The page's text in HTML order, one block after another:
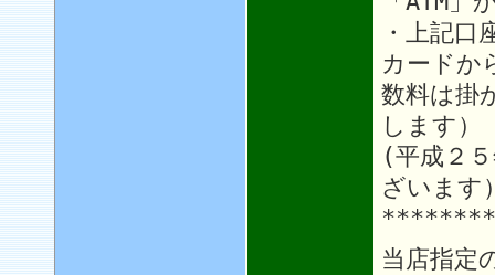
・上記
カードか
数料は掛
します）
(平成２
ざいます
当店指定